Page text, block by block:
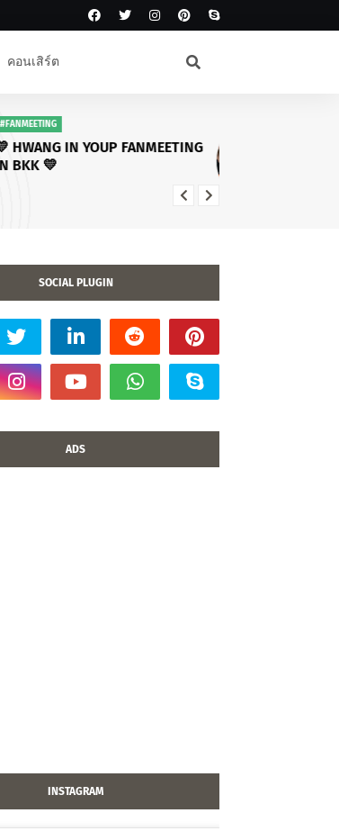
คอนเสิร์ต
#โหนกระแส
รอบครัวเผยติดใจสาเหตุ “ฮลุน
ซโล่” เสียชีวิต - ลุยนำร่างกลับไทย
SOCIAL PLUGIN
ADS
INSTAGRAM